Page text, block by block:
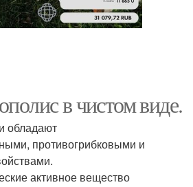
в чистом виде.
обладают
противогрибковыми и
активное вещество